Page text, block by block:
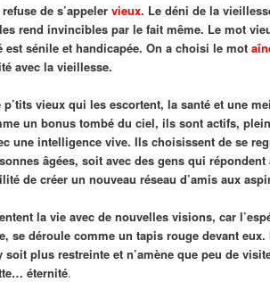
de s’appeler vieux. Le déni de la
rend invincibles par le fait même. Le mot
est sénile et handicapée. On a choisi le mot
avec la vieillesse.
vieux qui les escortent, la santé et une
un bonus tombé du ciel, ils sont actifs,
une intelligence vive. Ils choisissent de se
âgées, soit avec des gens qui
de créer un nouveau réseau d’amis aux
la vie avec de nouvelles visions, car
se déroule comme un tapis rouge devant
plus restreinte et n’amène que peu de
éternité.